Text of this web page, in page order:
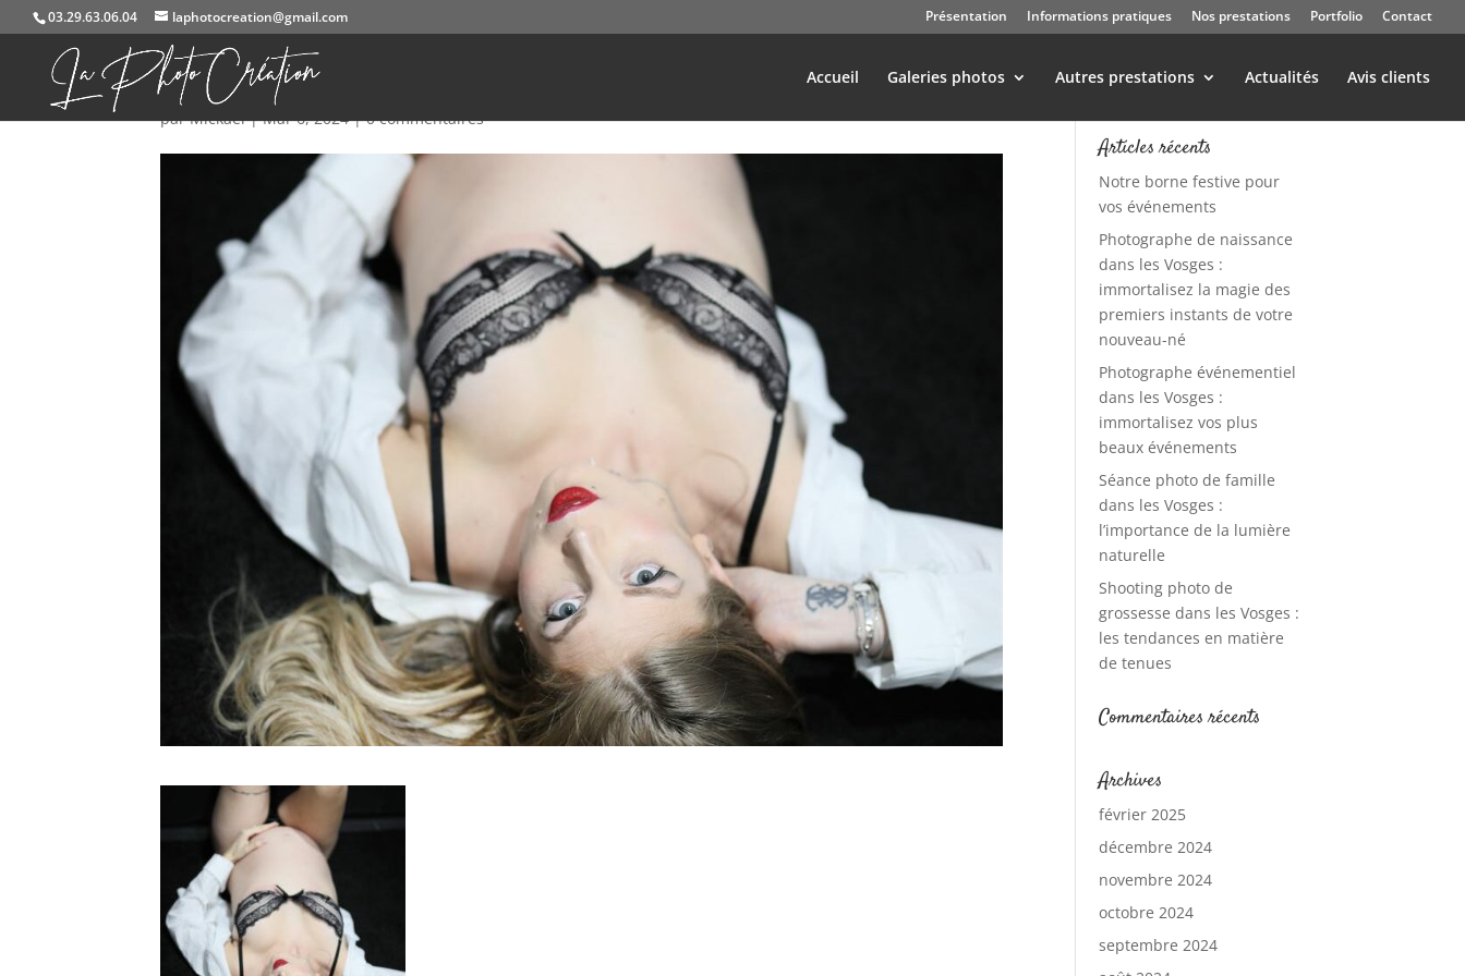
03.29.63.06.04 laphotocreation@gmail.com Présentation Informations pratiques Nos prestations Portfolio Contact
Accueil Galeries photos Autres prestations Actualités Avis clients
584A0740
parMickael|Mar 6, 2024|0 commentaires
Articles récents
Notre borne festive pour
vos événements
Photographe de naissance
dans les Vosges :
immortalisez la magie des
premiers instants de votre
nouveau-né
Photographe événementiel
dans les Vosges :
immortalisez vos plus
beaux événements
Séance photo de famille
dans les Vosges :
l’importance de la lumière
naturelle
Shooting photo de
grossesse dans les Vosges :
les tendances en matière
de tenues
Commentaires récents
Archives
février 2025
décembre 2024
novembre 2024
octobre 2024
septembre 2024